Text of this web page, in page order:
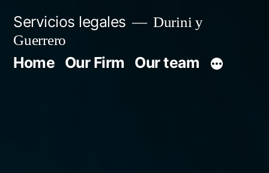
Servicios legales
Durini y
Guerrero
Home Our Firm Our team